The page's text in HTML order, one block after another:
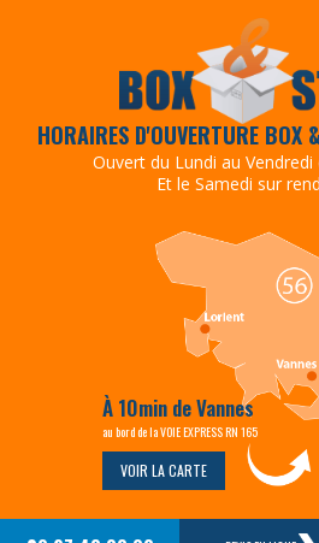
HORAIRES D'OUVERTURE BOX
Ouvert du Lundi au
Et le Samedi sur
À 10min de Vannes
au bord de la VOIE EXPRESS RN 165
VOIR LA CARTE